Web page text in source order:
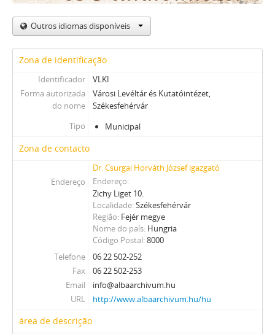
Outros idiomas disponíveis
Zona de identificação
Identificador
VLKI
Forma autorizada
do nome
Városi Levéltár és Kutatóintézet,
Székesfehérvár
Tipo
Municipal
Zona de contacto
Dr. Csurgai Horváth József igazgató
Endereço
Endereço
Zichy Liget 10.
Localidade Székesfehérvár
Região Fejér megye
Nome do país Hungria
Código Postal 8000
Telefone
06 22 502-252
Fax
06 22 502-253
Email
info@albaarchivum.hu
URL
http://www.albaarchivum.hu/hu
área de descrição